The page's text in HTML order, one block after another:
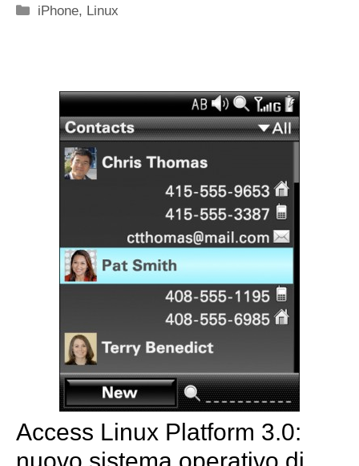
Categorie
iPhone, Linux
Access Linux Platform 3.0: